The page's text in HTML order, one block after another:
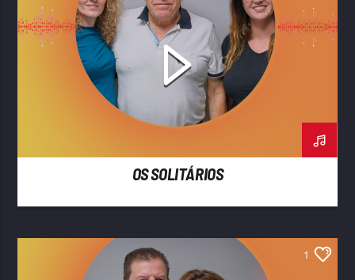
OS SOLITÁRIOS
1